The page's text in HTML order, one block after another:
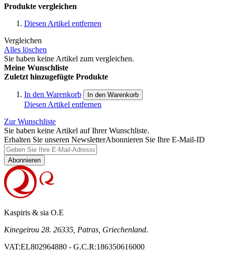
Produkte vergleichen
Diesen Artikel entfernen
Vergleichen
Alles löschen
Sie haben keine Artikel zum vergleichen.
Meine Wunschliste
Zuletzt hinzugefügte Produkte
In den Warenkorb In den Warenkorb
Diesen Artikel entfernen
Zur Wunschliste
Sie haben keine Artikel auf Ihrer Wunschliste.
Erhalten Sie unseren NewsletterAbonnieren Sie Ihre E-Mail-ID
Abonnieren
Kaspiris & sia O.E
Kinegeirou 28. 26335, Patras, Griechenland.
VAT:EL802964880 - G.C.R:186350616000